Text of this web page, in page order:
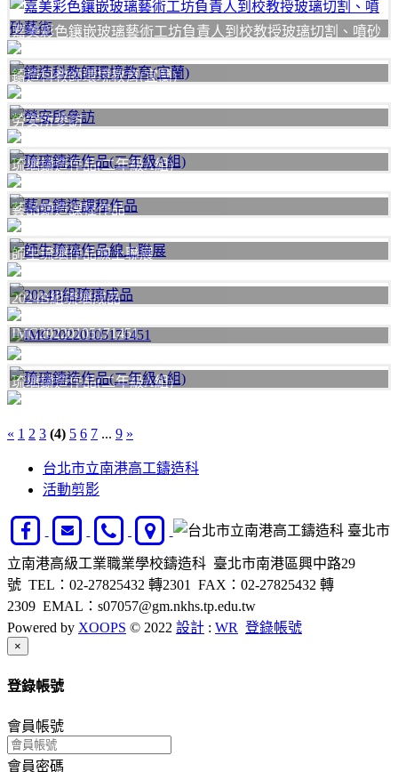
嘉美彩色鑲嵌玻璃藝術工坊負責人到校教授玻璃切割、噴砂
藝術
鑄造科教師環境教育(宜蘭)
勞安所參訪
琉璃鑄造作品(二年級A組)
藝品鑄造課程作品
師生琉璃作品線上聯展
2024B組琉璃成品
IMG20220105171451
琉璃鑄造作品(二年級A組)
« 1 2 3 (4) 5 6 7 ... 9 »
台北市立南港高工鑄造科
活動剪影
臺北市
立南港高級工業職業學校鑄造科 臺北市南港區興中路29
號 TEL：02-27825432 轉2301 FAX：02-27825432 轉
2309 EMAL：s07057@gm.nkhs.tp.edu.tw
Powered by XOOPS © 2022 設計 : WR 登錄帳號
×
登錄帳號
會員帳號
會員密碼